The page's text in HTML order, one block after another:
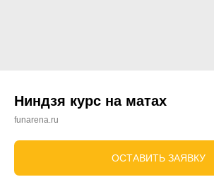
Ниндзя курс на матах
funarena.ru
ОСТАВИТЬ ЗАЯВКУ